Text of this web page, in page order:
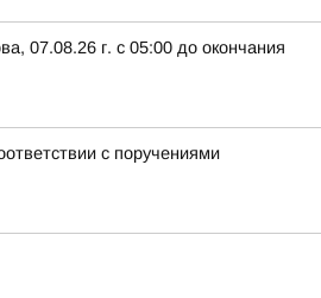
07.08.26 г. с 05:00 до окончания
с поручениями